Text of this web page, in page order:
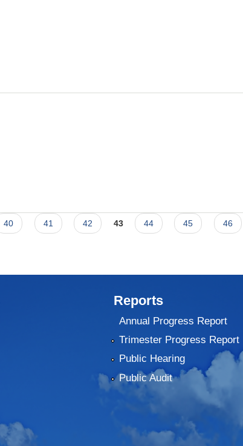
40 41 42 43 44 45 46
Reports
Annual Progress Report
Trimester Progress Report
Public Hearing
Public Audit